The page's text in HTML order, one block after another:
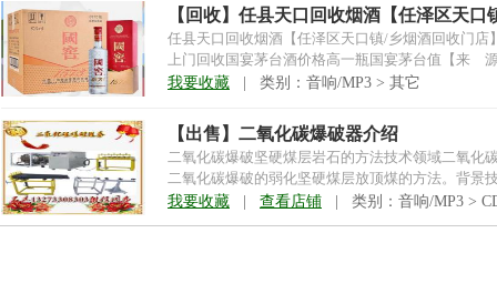
【回收】任县天口回收烟酒【任泽区天口
任县天口回收烟酒【任泽区天口镇/乡烟酒回收门
上门回收国宴茅台酒价格高一瓶国宴茅台值【来
国...
我要收藏 | 类别：音响/MP3 > 其它
【出售】二氧化碳爆破器介绍
二氧化碳爆破坚硬煤层岩石的方法技术领域二氧化
二氧化碳爆破的弱化坚硬煤层放顶煤的方法。背景
是顶煤不能自行充...
我要收藏 查看店铺 | 类别：音响/MP3 >